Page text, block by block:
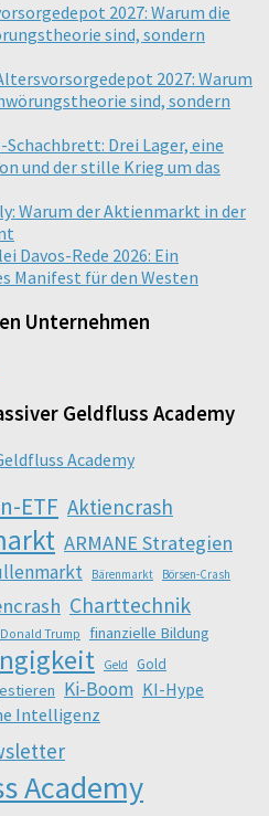
2027: Warum die
sind, sondern
2027: Warum
sind, sondern
Schachbrett: Drei Lager, eine
und der stille Krieg um das
Warum der Aktienmarkt in der
Davos-Rede 2026: Ein
Manifest für den Westen
Unternehmen
Geldfluss Academy
ETF Aktiencrash
ARMANE Strategien
Bärenmarkt Börsen-Crash
Charttechnik
Donald Trump finanzielle Bildung
Geld Gold
Ki-Boom KI-Hype
Intelligenz
Academy